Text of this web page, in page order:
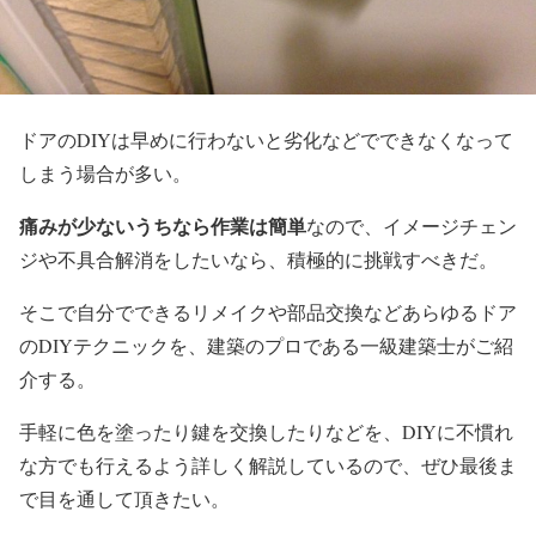
ドアのDIYは早めに行わないと劣化などでできなくなって
しまう場合が多い。
痛みが少ないうちなら作業は簡単なので、イメージチェン
ジや不具合解消をしたいなら、積極的に挑戦すべきだ。
そこで自分でできるリメイクや部品交換などあらゆるドア
のDIYテクニックを、建築のプロである一級建築士がご紹
介する。
手軽に色を塗ったり鍵を交換したりなどを、DIYに不慣れ
な方でも行えるよう詳しく解説しているので、ぜひ最後ま
で目を通して頂きたい。